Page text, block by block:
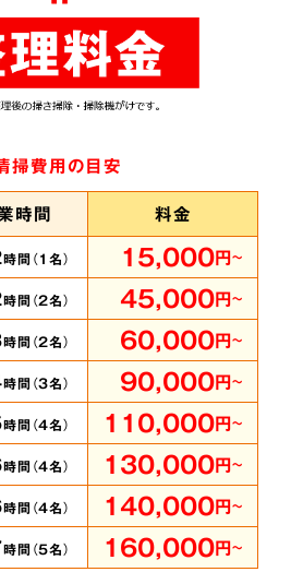
機を試したにもかかわらず
にお困りの時は、ぜひ当社
。弊社では世界最高水準のオ
ホテルの
ります
即時に
対応可能
掃費用の目安
時間
料金
時間（1名） 15,000円～
時間（2名） 45,000円～
時間（2名） 60,000円～
時間（3名） 90,000円～
時間（4名） 110,000円～
時間（4名） 130,000円～
時間（4名） 140,000円～
時間（5名） 160,000円～